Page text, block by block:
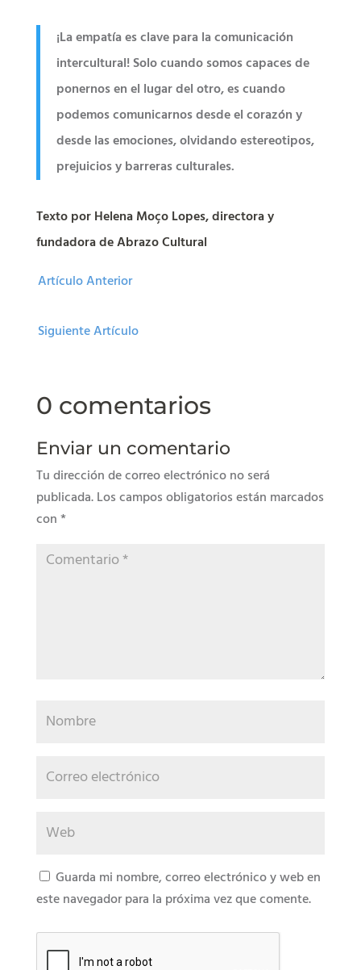
¡La empatía es clave para la comunicación
intercultural! Solo cuando somos capaces de
ponernos en el lugar del otro, es cuando
podemos comunicarnos desde el corazón y
desde las emociones, olvidando estereotipos,
prejuicios y barreras culturales.
Texto por Helena Moço Lopes, directora y
fundadora de Abrazo Cultural
Artículo Anterior
Siguiente Artículo
0 comentarios
Enviar un comentario
Tu dirección de correo electrónico no será
publicada. Los campos obligatorios están marcados
con*
Guarda mi nombre, correo electrónico y web en
este navegador para la próxima vez que comente.